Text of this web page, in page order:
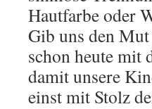
Hautfarbe oder
Gib uns den
schon heute mit
damit unsere
einst mit Stolz